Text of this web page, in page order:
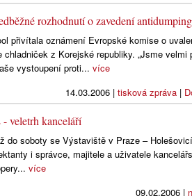
rozhodnutí o zavedení
přivítala oznámení Evropské komise o
chladniček z Korejské republiky. „Jsme
vystoupení proti...více
14.03.2006| tisková zpráva|
veletrh kanceláří
do soboty se Výstaviště v Praze –
i správce, majitele a uživatele
více
09.02.2006|